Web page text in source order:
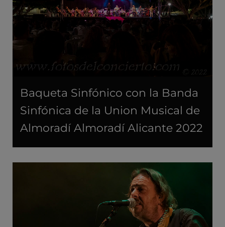
Baqueta Sinfónico con la Banda
Sinfónica de la Union Musical de
Almoradí Almoradí Alicante 2022